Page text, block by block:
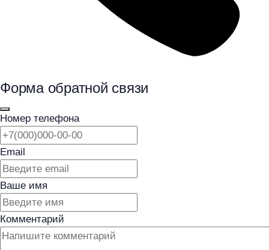
Форма обратной связи
Номер телефона
Email
Ваше имя
Комментарий